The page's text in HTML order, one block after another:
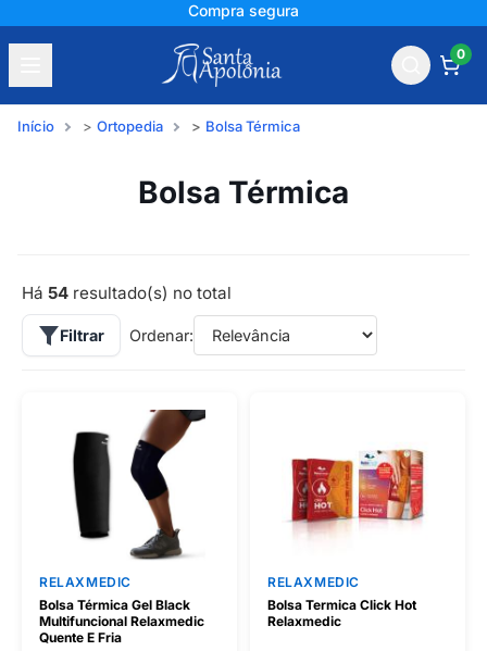
+150 mil avaliações
0
Início Ortopedia Bolsa Térmica
Bolsa Térmica
Há 54 resultado(s) no total
Filtrar Ordenar:
RELAXMEDIC
Bolsa Térmica Gel Black
Multifuncional Relaxmedic
Quente E Fria
RELAXMEDIC
Bolsa Termica Click Hot
Relaxmedic